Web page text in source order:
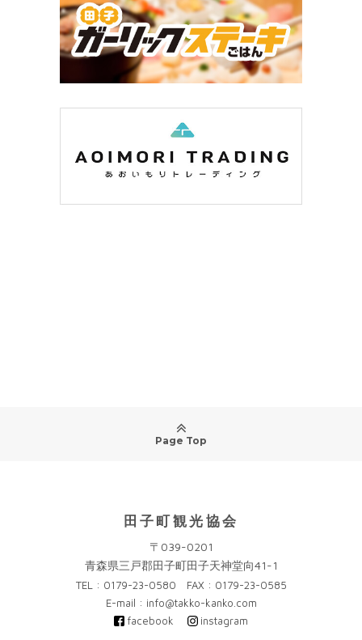
Page Top
田子町観光協会
〒039-0201
青森県三戸郡田子町田子天神堂向41-1
TEL : 0179-23-0580 FAX : 0179-23-0585
E-mail : info@takko-kanko.com
facebook
instagram